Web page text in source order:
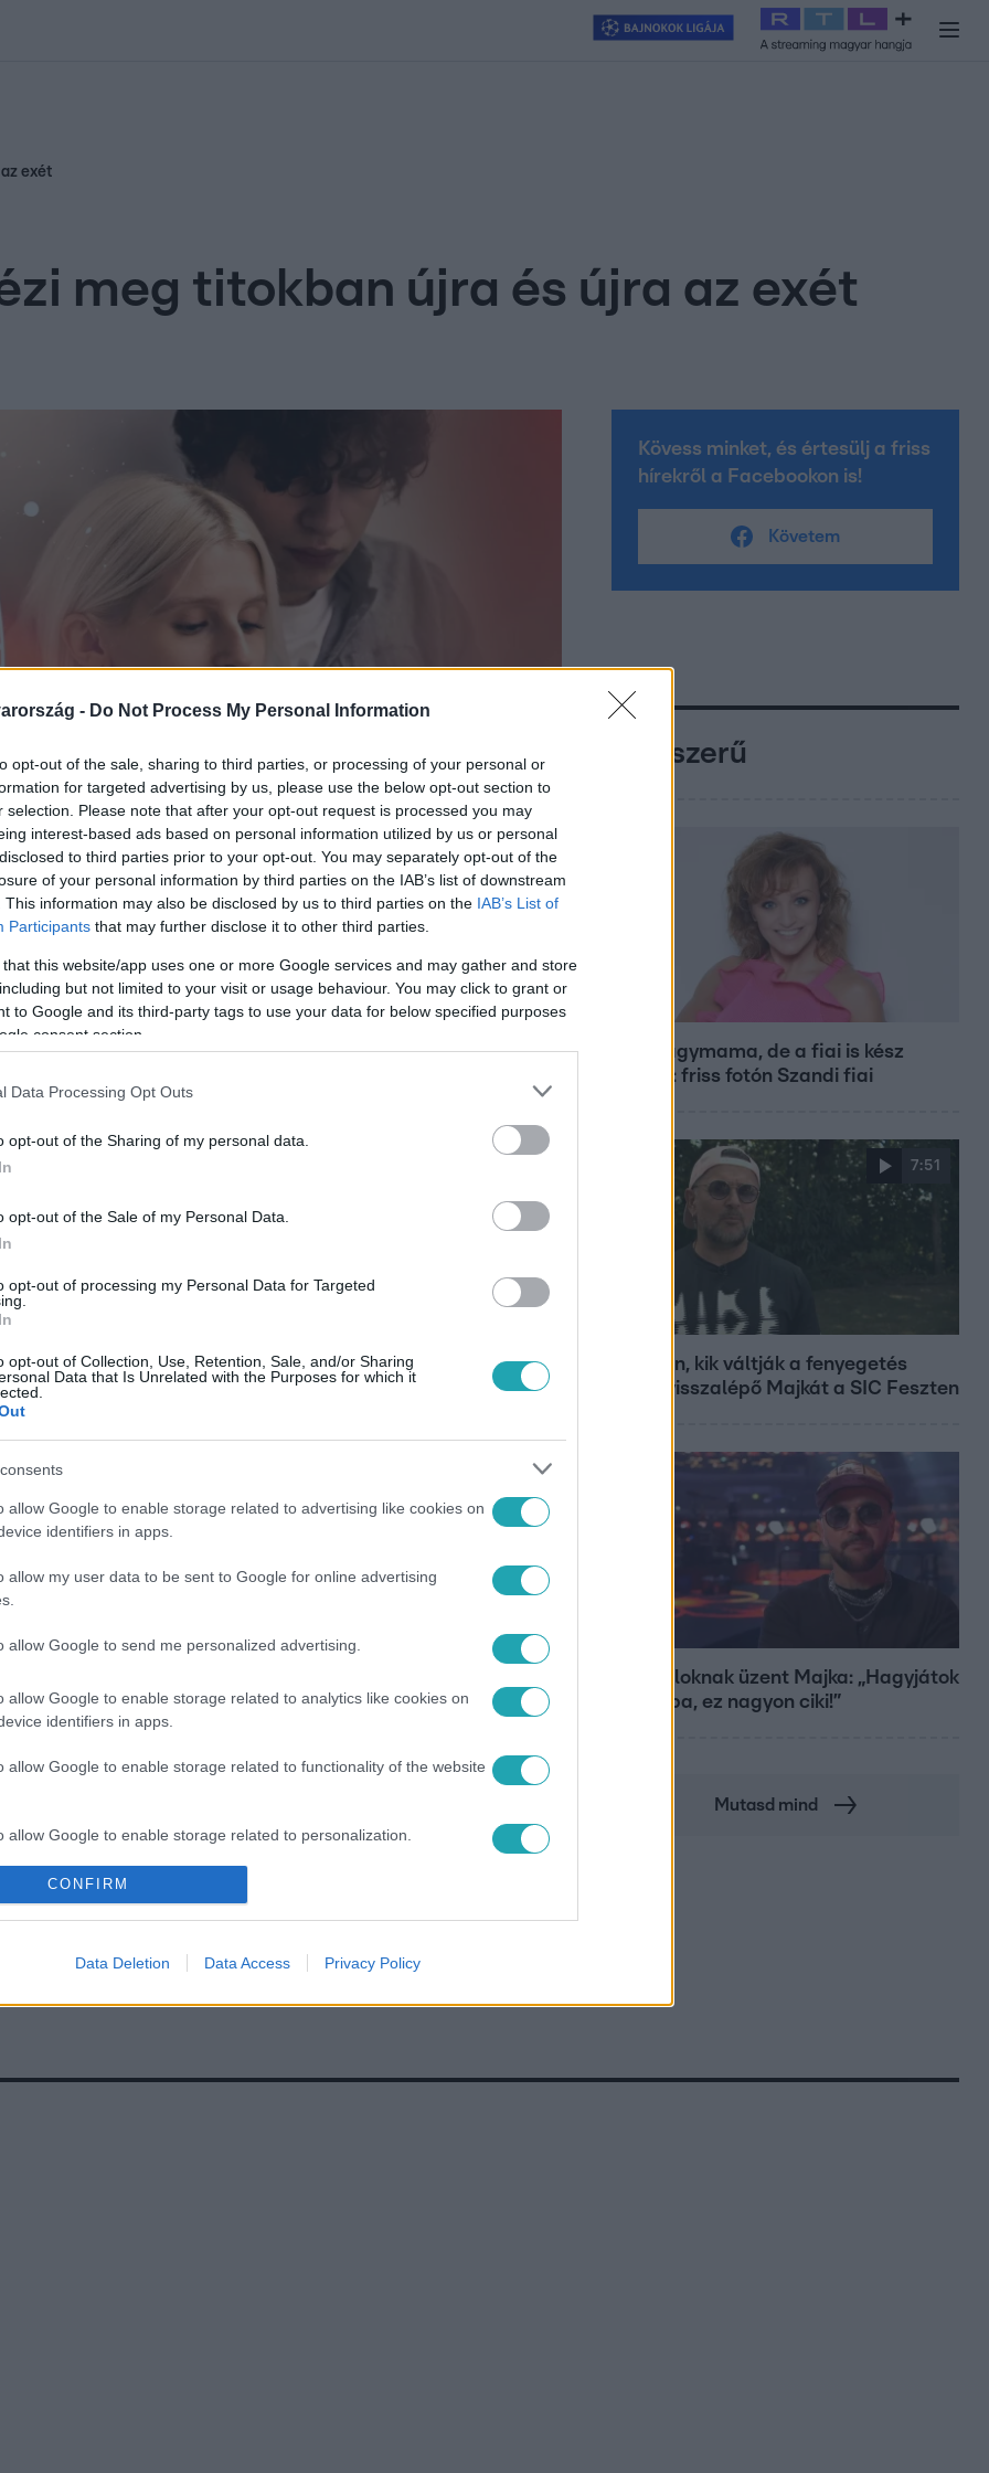
- Do Not Process My Personal Information
opt-out of the sale, sharing to third parties, or processing of your personal or
for targeted advertising by us, please use the below opt-out section to
selection. Please note that after your opt-out request is processed you may
interest-based ads based on personal information utilized by us or personal
to third parties prior to your opt-out. You may separately opt-out of the
of your personal information by third parties on the IAB’s list of downstream
This information may also be disclosed by us to third parties on the IAB’s List of
Participants that may further disclose it to other third parties.
that this website/app uses one or more Google services and may gather and store
but not limited to your visit or usage behaviour. You may click to grant or
to Google and its third-party tags to use your data for below specified purposes
consent section.
Data Processing Opt Outs
opt-out of the Sharing of my personal data.
opt-out of the Sale of my Personal Data.
opt-out of processing my Personal Data for Targeted
opt-out of Collection, Use, Retention, Sale, and/or Sharing
Data that Is Unrelated with the Purposes for which it
allow Google to enable storage related to advertising like cookies on
identifiers in apps.
allow my user data to be sent to Google for online advertising
allow Google to send me personalized advertising.
allow Google to enable storage related to analytics like cookies on
identifiers in apps.
allow Google to enable storage related to functionality of the website
allow Google to enable storage related to personalization.
allow Google to enable storage related to security, including
CONFIRM
Data Deletion Data Access Privacy Policy
Exek csatája 2026 Celeb vagyok, ments ki innen
exét
meg titokban újra és újra az exét
Link másolása
továbblépnek, mások viszont fejben
csillagok szerint három csillagjegy
időre visszanézzen az exére. Kifelé
belül azonban még dolgozhat
a kötődés. A lista élén a Skorpió, a
legyen a Google-találatokban!
HOROSZKÓP #RÁK #IKREK #SZAKÍTÁS #CSILLAGJEGY
Kövess minket, és értesülj a friss
hírekről a Facebookon is!
Követem
Népszerű
Már nagymama, de a fiai is kész
férfiak: friss fotón Szandi fiai
7:51
Megvan, kik váltják a fenyegetés
miatt visszalépő Majkát a SIC Feszten
A fiataloknak üzent Majka: „Hagyjátok
ezt abba, ez nagyon ciki!”
Mutasd mind